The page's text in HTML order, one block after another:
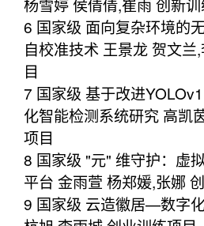
6 国家级 面向复杂环境的
自校准技术 王景龙 贺文
目
7 国家级 基于改进
化智能检测系统研究 高凯
项目
8 国家级 "元" 维守护：虚
平台 金雨萱 杨郑媛,张娜
9 国家级 云造徽居—数字